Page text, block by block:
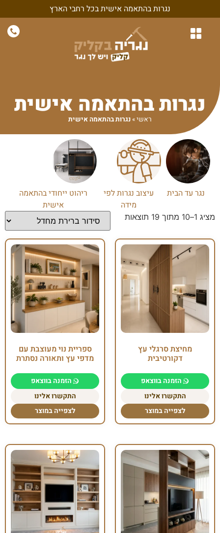
נגרות בהתאמה אישית בכל רחבי הארץ
נגרות בהתאמה אישית
ראשי»נגרות בהתאמה אישית
נגר עד הבית
עיצוב נגרות לפי
מידה
ריהוט ייחודי בהתאמה
אישית
מציג 1–10 מתוך 19 תוצאות
מחיצת סרגלי עץ
דקורטיבית
הזמנה בווצאפ
התקשרו אלינו
לצפייה במוצר
ספריית נוי מעוצבת עם
מדפי עץ ותאורה נסתרת
הזמנה בווצאפ
התקשרו אלינו
לצפייה במוצר